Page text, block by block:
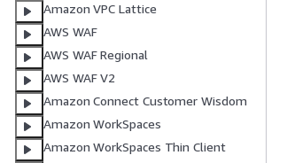
Amazon VPC Lattice
AWS WAF
AWS WAF Regional
AWS WAF V2
Amazon Connect Customer Wisdom
Amazon WorkSpaces
Amazon WorkSpaces Thin Client